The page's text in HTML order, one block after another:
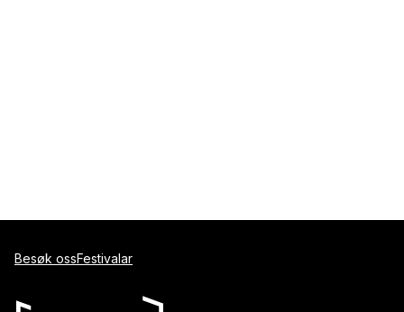
Besøk ossFestivalar